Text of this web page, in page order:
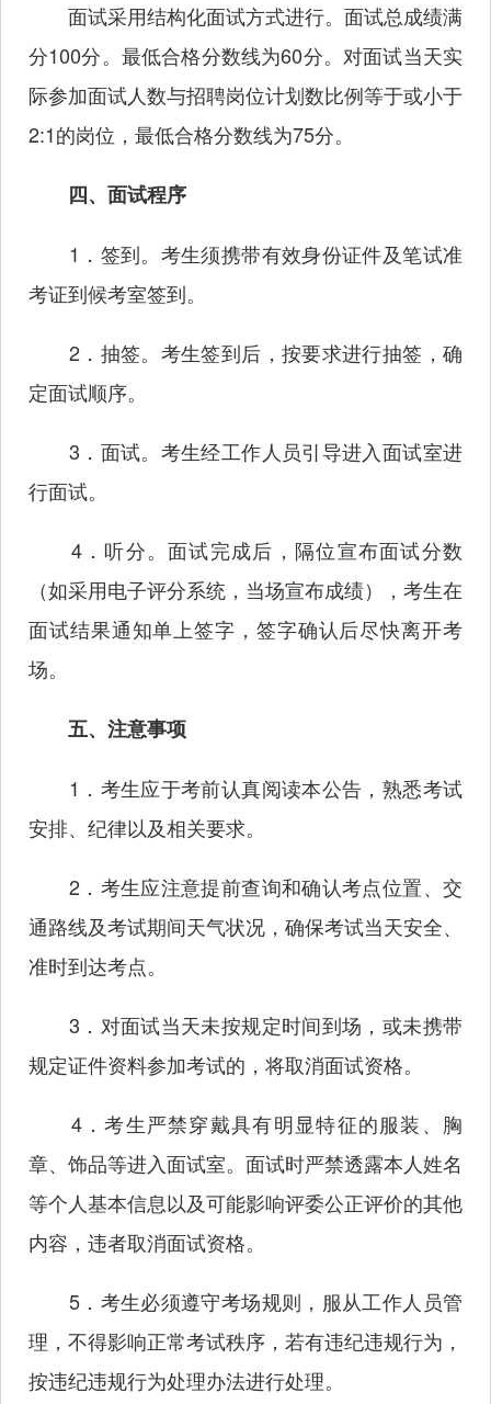
面试采用结构化面试方式进行。面试总成绩满
分100分。最低合格分数线为60分。对面试当天实
际参加面试人数与招聘岗位计划数比例等于或小于
2:1的岗位，最低合格分数线为75分。
四、面试程序
1．签到。考生须携带有效身份证件及笔试准
考证到候考室签到。
2．抽签。考生签到后，按要求进行抽签，确
定面试顺序。
3．面试。考生经工作人员引导进入面试室进
行面试。
4．听分。面试完成后，隔位宣布面试分数
（如采用电子评分系统，当场宣布成绩），考生在
面试结果通知单上签字，签字确认后尽快离开考
场。
五、注意事项
1．考生应于考前认真阅读本公告，熟悉考试
安排、纪律以及相关要求。
2．考生应注意提前查询和确认考点位置、交
通路线及考试期间天气状况，确保考试当天安全、
准时到达考点。
3．对面试当天未按规定时间到场，或未携带
规定证件资料参加考试的，将取消面试资格。
4．考生严禁穿戴具有明显特征的服装、胸
章、饰品等进入面试室。面试时严禁透露本人姓名
等个人基本信息以及可能影响评委公正评价的其他
内容，违者取消面试资格。
5．考生必须遵守考场规则，服从工作人员管
理，不得影响正常考试秩序，若有违纪违规行为，
按违纪违规行为处理办法进行处理。